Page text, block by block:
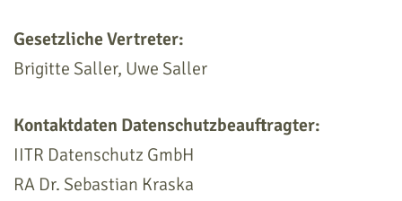
Gesetzliche Vertreter:
Brigitte Saller, Uwe Saller
Kontaktdaten Datenschutzbeauftragter:
IITR Datenschutz GmbH
RA Dr. Sebastian Kraska